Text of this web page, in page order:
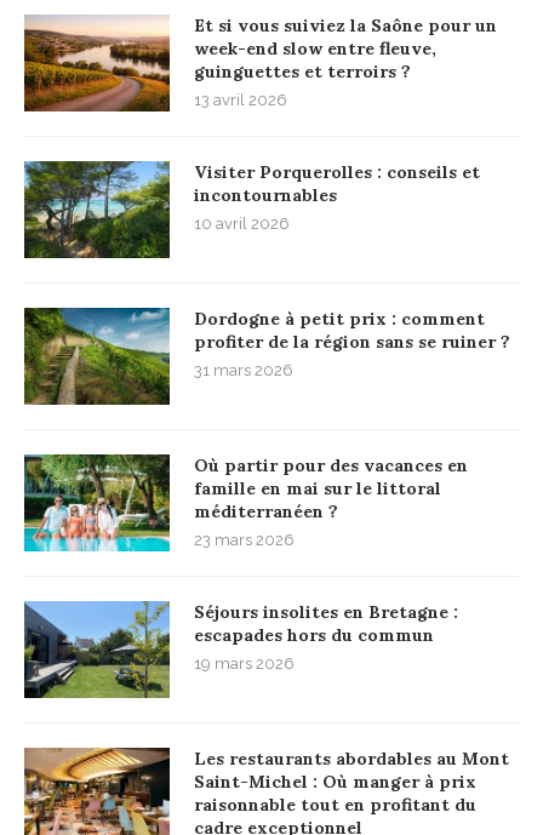
Et si vous suiviez la Saône pour un
week-end slow entre fleuve,
guinguettes et terroirs ?
13 avril 2026
Visiter Porquerolles : conseils et
incontournables
10 avril 2026
Dordogne à petit prix : comment
profiter de la région sans se ruiner ?
31 mars 2026
Où partir pour des vacances en
famille en mai sur le littoral
méditerranéen ?
23 mars 2026
Séjours insolites en Bretagne :
escapades hors du commun
19 mars 2026
Les restaurants abordables au Mont
Saint-Michel : Où manger à prix
raisonnable tout en profitant du
cadre exceptionnel